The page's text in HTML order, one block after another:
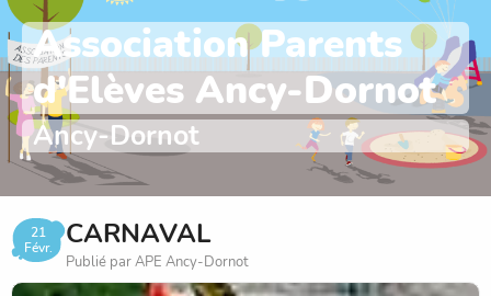
Association Parents
d'Elèves Ancy-Dornot
Ancy-Dornot
21
Févr.
CARNAVAL
Publié par APE Ancy-Dornot